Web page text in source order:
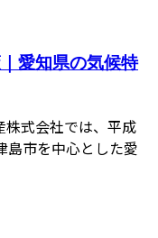
愛知県の気候特
式会社では、平成
島市を中心とした愛